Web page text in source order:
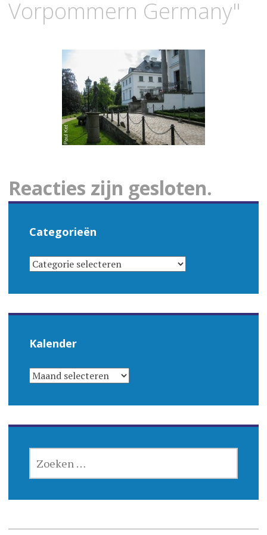
Vorpommern Germany"
Reacties zijn gesloten.
Categorieën
CATEGORIEËN
Kalender
KALENDER
NAAR: